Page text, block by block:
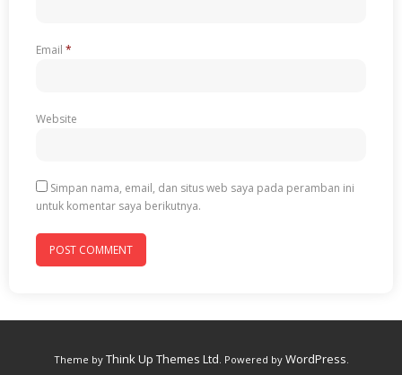
Email *
Website
Simpan nama, email, dan situs web saya pada peramban ini
untuk komentar saya berikutnya.
Theme by Think Up Themes Ltd. Powered by WordPress.